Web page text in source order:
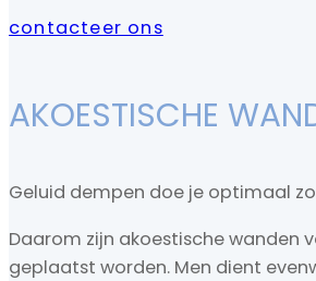
contacteer ons
AKOESTISCHE
Geluid dempen doe je optimaal
Daarom zijn akoestische wanden
geplaatst worden. Men dient